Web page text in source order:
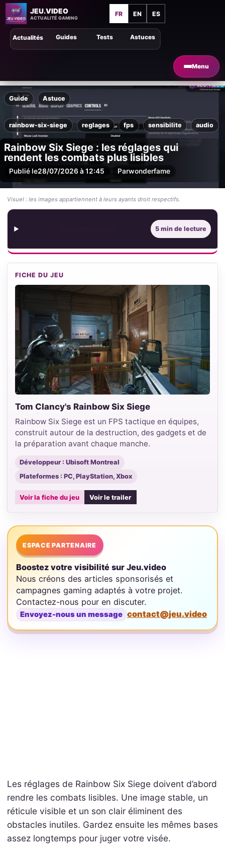
JEU.VIDEO
ACTUALITÉ GAMING
FR EN ES
Menu
Astuces
Guides Tests
Actualités
Guide Astuce
rainbow-six-siege reglages fps sensibilite audio
Rainbow Six Siege : les réglages qui
rendent les combats plus lisibles
Publié le28/07/2026 à 12:45 Parwonderfame
Visuel : les images appartiennent à leurs ayants droit respectifs.
5 min de lecture
FICHE DU JEU
Tom Clancy's Rainbow Six Siege
Rainbow Six Siege est un FPS tactique en équipes,
construit autour de la destruction, des gadgets et de
la préparation avant chaque manche.
Développeur : Ubisoft Montreal
Plateformes : PC, PlayStation, Xbox
Voir la fiche du jeu Voir le trailer
ESPACE PARTENAIRE
Boostez votre visibilité sur Jeu.video
Nous créons des articles sponsorisés et
campagnes gaming adaptés à votre projet.
Contactez-nous pour en discuter.
Envoyez-nous un message contact@jeu.video
Les réglages de Rainbow Six Siege doivent d’abord
rendre les combats lisibles. Une image stable, un
réticule visible et un son clair éliminent des
obstacles inutiles. Gardez ensuite les mêmes bases
assez longtemps pour juger votre visée.